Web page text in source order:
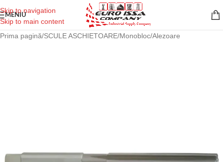
Skip to navigation
Skip to main content
MENIU
Prima pagină/SCULE ASCHIETOARE/Monobloc/Alezoare